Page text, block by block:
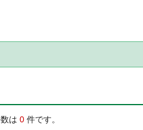
は 0 件です。